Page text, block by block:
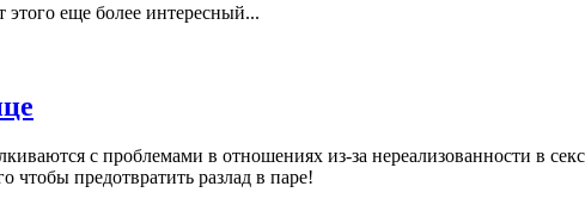
еще более интересный...
с проблемами в отношениях из-за нереализованности в
чтобы предотвратить разлад в паре!